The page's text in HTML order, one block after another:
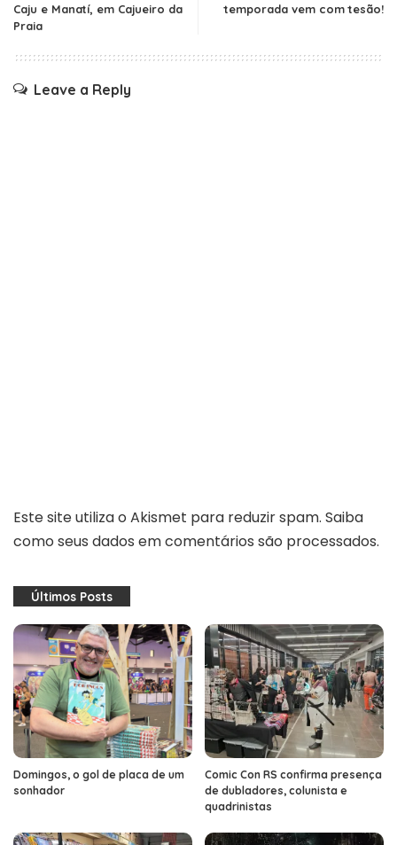
Caju e Manatí, em Cajueiro da
Praia
temporada vem com tesão!
Leave a Reply
Este site utiliza o Akismet para reduzir spam. Saiba
como seus dados em comentários são processados.
Últimos Posts
Domingos, o gol de placa de um
sonhador
Comic Con RS confirma presença
de dubladores, colunista e
quadrinistas